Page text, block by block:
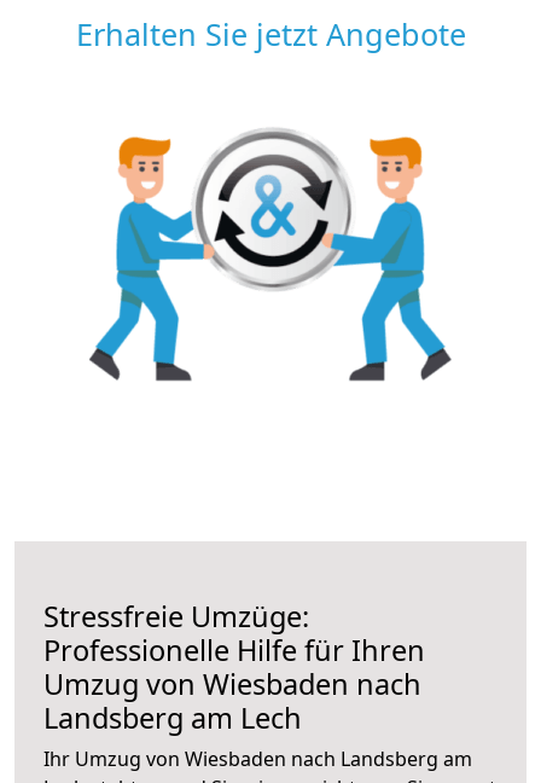
Erhalten Sie jetzt Angebote
Stressfreie Umzüge:
Professionelle Hilfe für Ihren
Umzug von Wiesbaden nach
Landsberg am Lech
Ihr Umzug von Wiesbaden nach Landsberg am